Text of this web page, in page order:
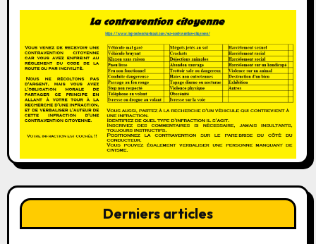
Derniers articles